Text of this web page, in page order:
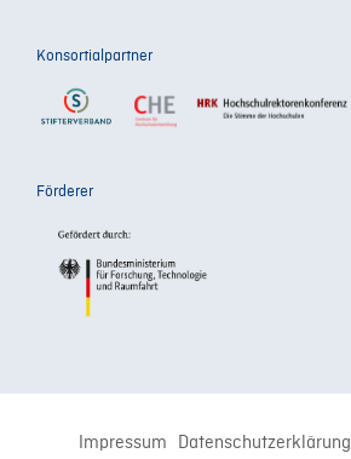
Konsortialpartner
Förderer
Impressum Datenschutzerklärung